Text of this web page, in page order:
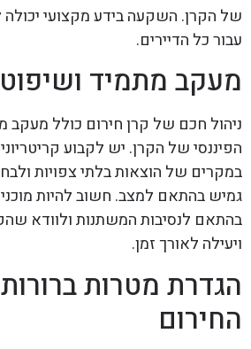
של הקרן. השקעה בידע מקצועי יכולה
עבור כל הדיירים.
מעקב מתמיד
ניהול חכם של קרן חירום כולל מעקב
הפיננסי של הקרן. יש לקבוע
במקרים של הוצאות בלתי צפויות
גמיש בהתאם למצב. חשוב להיות
בהתאם לנסיבות המשתנות ולוודא
ויעילה לאורך זמן.
הגדרת מטרות
החירום